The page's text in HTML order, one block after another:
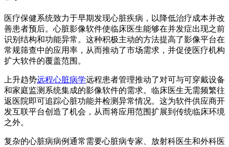
医疗保健系统致力于早期发现心脏疾病，以降低治疗成本并改
善患者预后。心脏影像软件使临床医生能够在并发症出现之前
识别结构和功能异常。这种积极主动的方法提高了影像平台在
常规筛查中的应用率，从而推动了市场需求，并促使医疗机构
扩大软件的覆盖范围。
上升趋势远程心脏病学远程患者管理推动了对可与可穿戴设备
和家庭监测系统集成的影像软件的需求。临床医生无需频繁往
返医院即可追踪心脏功能并检测异常情况。这为软件供应商开
发互联平台创造了机会，从而将应用范围扩展到传统临床环境
之外。
复杂的心脏病病例通常需要心脏病专家、放射科医生和外科医